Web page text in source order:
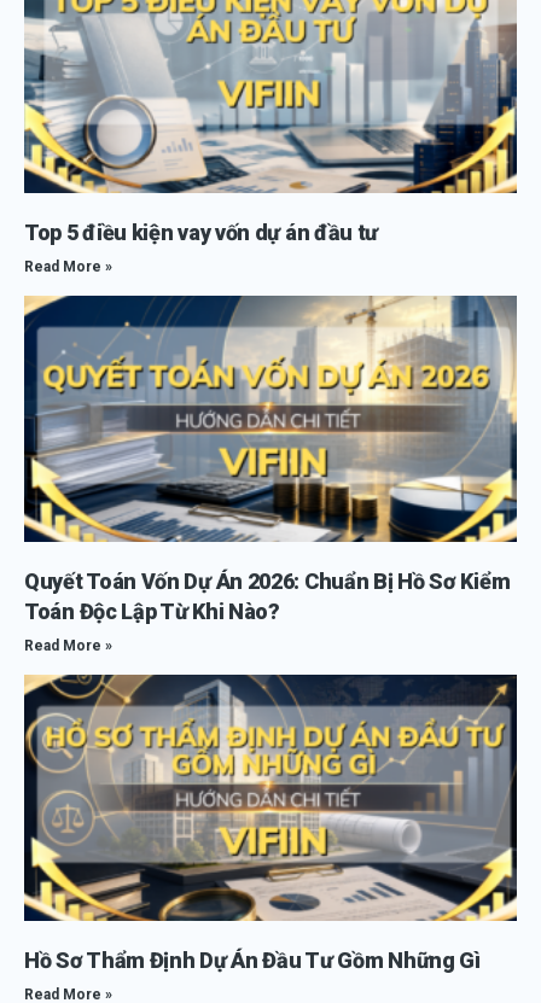
Top 5 điều kiện vay vốn dự án đầu tư
Read More »
Quyết Toán Vốn Dự Án 2026: Chuẩn Bị Hồ Sơ Kiểm
Toán Độc Lập Từ Khi Nào?
Read More »
Hồ Sơ Thẩm Định Dự Án Đầu Tư Gồm Những Gì
Read More »